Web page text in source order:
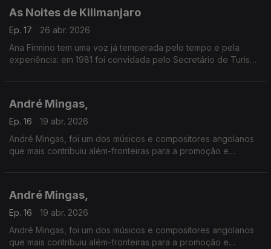
As Noites de Kilimanjaro
Ep. 17
26 abr. 2026
Ana Firmino tem uma voz já temperada pelo tempo e pela
experiência: em 1981 foi convidada pelo Secretário de Turismo
André Mingas,
Ep. 16
19 abr. 2026
André Mingas, foi um dos músicos e compositores angolanos
que mais contribuiu além-fronteiras para a promoção e
André Mingas,
Ep. 16
19 abr. 2026
André Mingas, foi um dos músicos e compositores angolanos
que mais contribuiu além-fronteiras para a promoção e